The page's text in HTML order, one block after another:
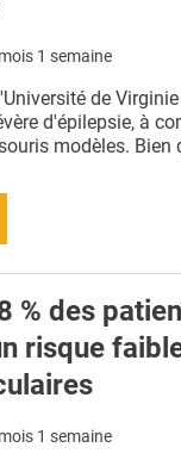
1 semaine
de
d'épilepsie, à
modèles. Bien
% des
risque
1 semaine